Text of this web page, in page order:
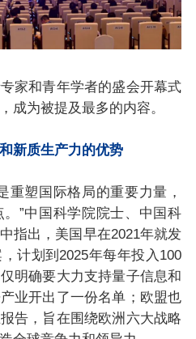
家和青年学者的盛会开幕式
成为被提及最多的内容。
新质生产力的优势
重塑国际格局的重要力量，
”中国科学院院士、中国科
指出，美国早在2021年就发
计划到2025年每年投入100
明确要大力支持量子信息和
业开出了一份名单；欧盟也
告，旨在围绕欧洲六大战略